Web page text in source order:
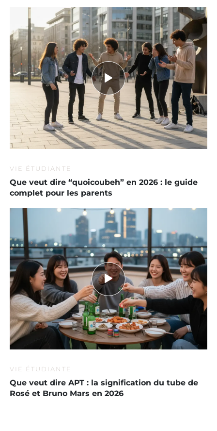
VIE ÉTUDIANTE
Que veut dire “quoicoubeh” en 2026 : le guide
complet pour les parents
VIE ÉTUDIANTE
Que veut dire APT : la signification du tube de
Rosé et Bruno Mars en 2026